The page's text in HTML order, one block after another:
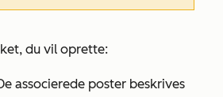
du vil oprette:
associerede poster beskrives